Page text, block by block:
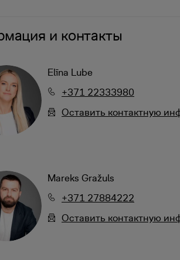
и контакты
Elīna Lube
+371 22333980
Oставить контактную
Mareks Gražuls
+371 27884222
Oставить контактную